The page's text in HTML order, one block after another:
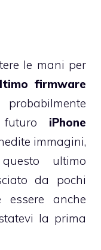
le mani per
firmware
futuro iPhone
immagini,
ultimo
da pochi
anche
la prima